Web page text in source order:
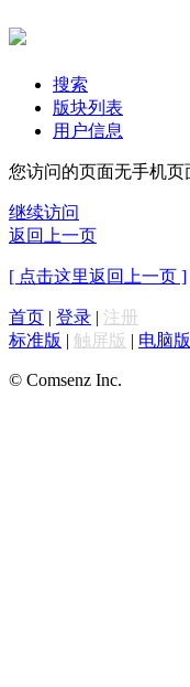
搜索
版块列表
用户信息
您访问的页面无手机页
继续访问
返回上一页
[ 点击这里返回上一页 ]
首页 | 登录 | 注册
标准版 | 触屏版 | 电脑版
© Comsenz Inc.